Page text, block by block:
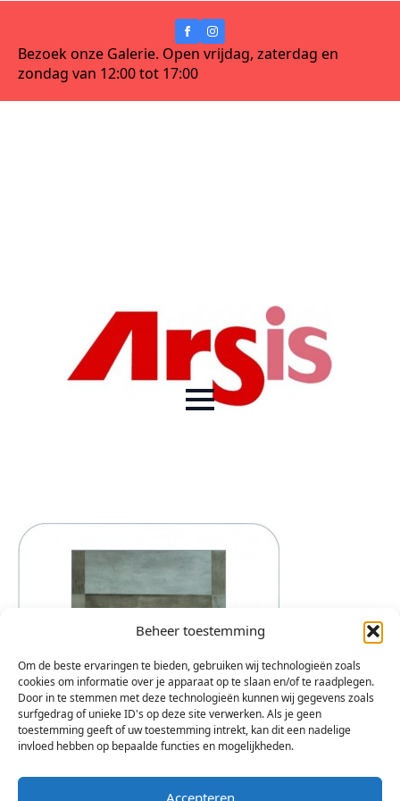
Beheer toestemming
Om de beste ervaringen te bieden, gebruiken wij technologieën zoals
cookies om informatie over je apparaat op te slaan en/of te raadplegen.
Door in te stemmen met deze technologieën kunnen wij gegevens zoals
surfgedrag of unieke ID's op deze site verwerken. Als je geen
toestemming geeft of uw toestemming intrekt, kan dit een nadelige
invloed hebben op bepaalde functies en mogelijkheden.
Accepteren
Bezoek onze Galerie. Open vrijdag, zaterdag en
zondag van 12:00 tot 17:00